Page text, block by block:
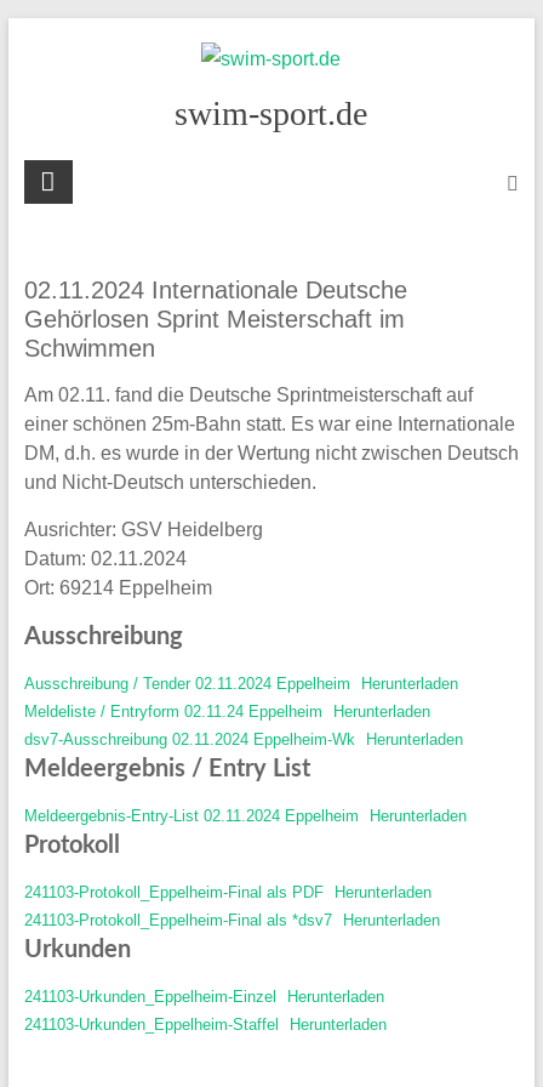
swim-sport.de
02.11.2024 Internationale Deutsche
Gehörlosen Sprint Meisterschaft im
Schwimmen
Am 02.11. fand die Deutsche Sprintmeisterschaft auf
einer schönen 25m-Bahn statt. Es war eine Internationale
DM, d.h. es wurde in der Wertung nicht zwischen Deutsch
und Nicht-Deutsch unterschieden.
Ausrichter: GSV Heidelberg
Datum: 02.11.2024
Ort: 69214 Eppelheim
Ausschreibung
Ausschreibung / Tender 02.11.2024 Eppelheim
Herunterladen
Meldeliste / Entryform 02.11.24 Eppelheim
Herunterladen
dsv7-Ausschreibung 02.11.2024 Eppelheim-Wk
Herunterladen
Meldeergebnis / Entry List
Meldeergebnis-Entry-List 02.11.2024 Eppelheim Herunterladen
Protokoll
241103-Protokoll_Eppelheim-Final als PDF
Herunterladen
241103-Protokoll_Eppelheim-Final als *dsv7
Herunterladen
Urkunden
241103-Urkunden_Eppelheim-Einzel
Herunterladen
241103-Urkunden_Eppelheim-Staffel
Herunterladen